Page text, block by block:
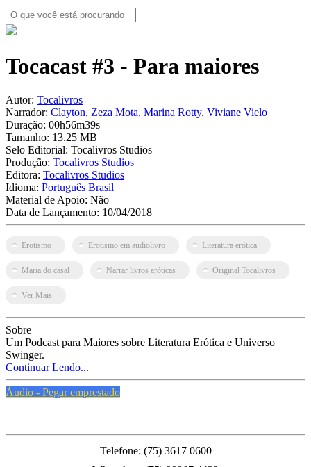
Tocacast #3 - Para maiores
Autor: Tocalivros
Narrador: Clayton, Zeza Mota, Marina Rotty, Viviane Vielo
Duração: 00h56m39s
Tamanho: 13.25 MB
Selo Editorial: Tocalivros Studios
Produção: Tocalivros Studios
Editora: Tocalivros Studios
Idioma: Português Brasil
Material de Apoio: Não
Data de Lançamento: 10/04/2018
Erotismo Erotismo em audiolivro Literatura erótica
Maria do casal Narrar livros eróticas Original Tocalivros
Ver Mais
Sobre
Um Podcast para Maiores sobre Literatura Erótica e Universo
Swinger.
Continuar Lendo...
Áudio - Pegar emprestado
Telefone: (75) 3617 0600